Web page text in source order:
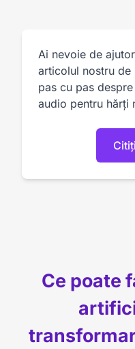
Ai nevoie de
articolul nostru
pas cu pas
audio pentru hărți
Ce poate